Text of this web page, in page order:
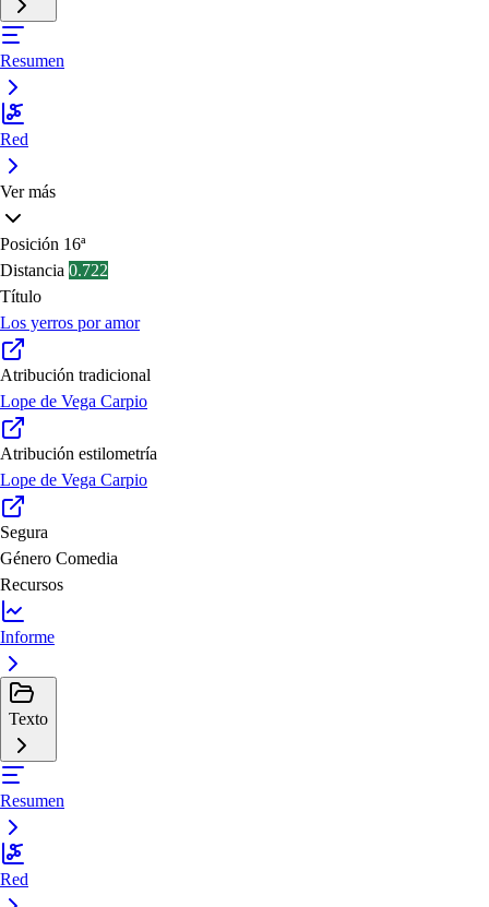
Resumen
Red
Ver más
Posición 16ª
Distancia 0.722
Título
Los yerros por amor
Atribución tradicional
Lope de Vega Carpio
Atribución estilometría
Lope de Vega Carpio
Segura
Género Comedia
Recursos
Informe
Texto
Resumen
Red